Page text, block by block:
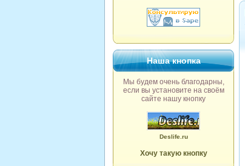
Наша кнопка
Мы будем очень благодарны,
если вы установите на своём
сайте нашу кнопку
Deslife.ru
Хочу такую кнопку